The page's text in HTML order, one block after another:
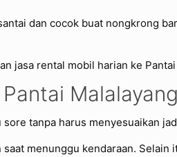
dan cocok buat nongkrong
jasa rental mobil harian ke
tanpa harus menyesuaikan
menunggu kendaraan.